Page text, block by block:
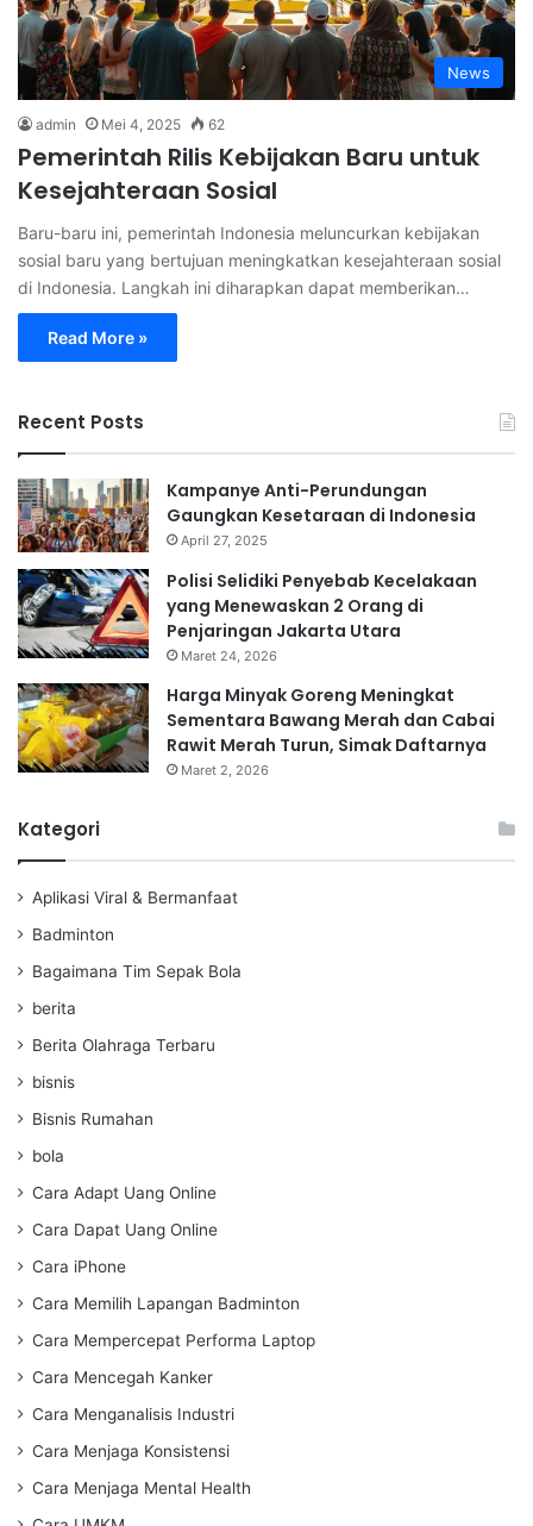
News
admin Mei 4, 2025 62
Pemerintah Rilis Kebijakan Baru untuk
Kesejahteraan Sosial
Baru-baru ini, pemerintah Indonesia meluncurkan kebijakan
sosial baru yang bertujuan meningkatkan kesejahteraan sosial
di Indonesia. Langkah ini diharapkan dapat memberikan…
Read More »
Recent Posts
Kampanye Anti-Perundungan
Gaungkan Kesetaraan di Indonesia
April 27, 2025
Polisi Selidiki Penyebab Kecelakaan
yang Menewaskan 2 Orang di
Penjaringan Jakarta Utara
Maret 24, 2026
Harga Minyak Goreng Meningkat
Sementara Bawang Merah dan Cabai
Rawit Merah Turun, Simak Daftarnya
Maret 2, 2026
Kategori
Aplikasi Viral & Bermanfaat
Badminton
Bagaimana Tim Sepak Bola
berita
Berita Olahraga Terbaru
bisnis
Bisnis Rumahan
bola
Cara Adapt Uang Online
Cara Dapat Uang Online
Cara iPhone
Cara Memilih Lapangan Badminton
Cara Mempercepat Performa Laptop
Cara Mencegah Kanker
Cara Menganalisis Industri
Cara Menjaga Konsistensi
Cara Menjaga Mental Health